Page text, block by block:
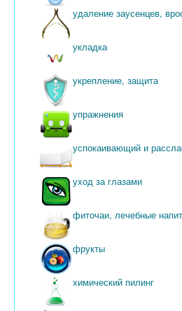
удаление заусенцев,
укладка
укрепление, защита
упражнения
успокаивающий и
уход за глазами
фиточаи, лечебные
фрукты
химический пилинг